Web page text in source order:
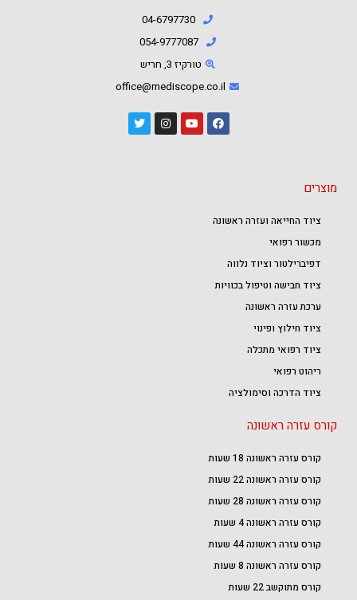
04-6797730
054-9777087⁩
טורקיז 3, חריש
office@mediscope.co.il
מוצרים
ציוד החייאה ועזרה ראשונה
מכשור רפואי
דפיברילטור וציוד נלווה
ציוד חבישה וטיפול בכוויות
ערכת עזרה ראשונה
ציוד חילוץ ופינוי
ציוד רפואי מתכלה
ריהוט רפואי
ציוד הדרכה וסימולציה
קורס עזרה ראשונה
קורס עזרה ראשונה 18 שעות
קורס עזרה ראשונה 22 שעות
קורס עזרה ראשונה 28 שעות
קורס עזרה ראשונה 4 שעות
קורס עזרה ראשונה 44 שעות
קורס עזרה ראשונה 8 שעות
קורס מתוקשב 22 שעות